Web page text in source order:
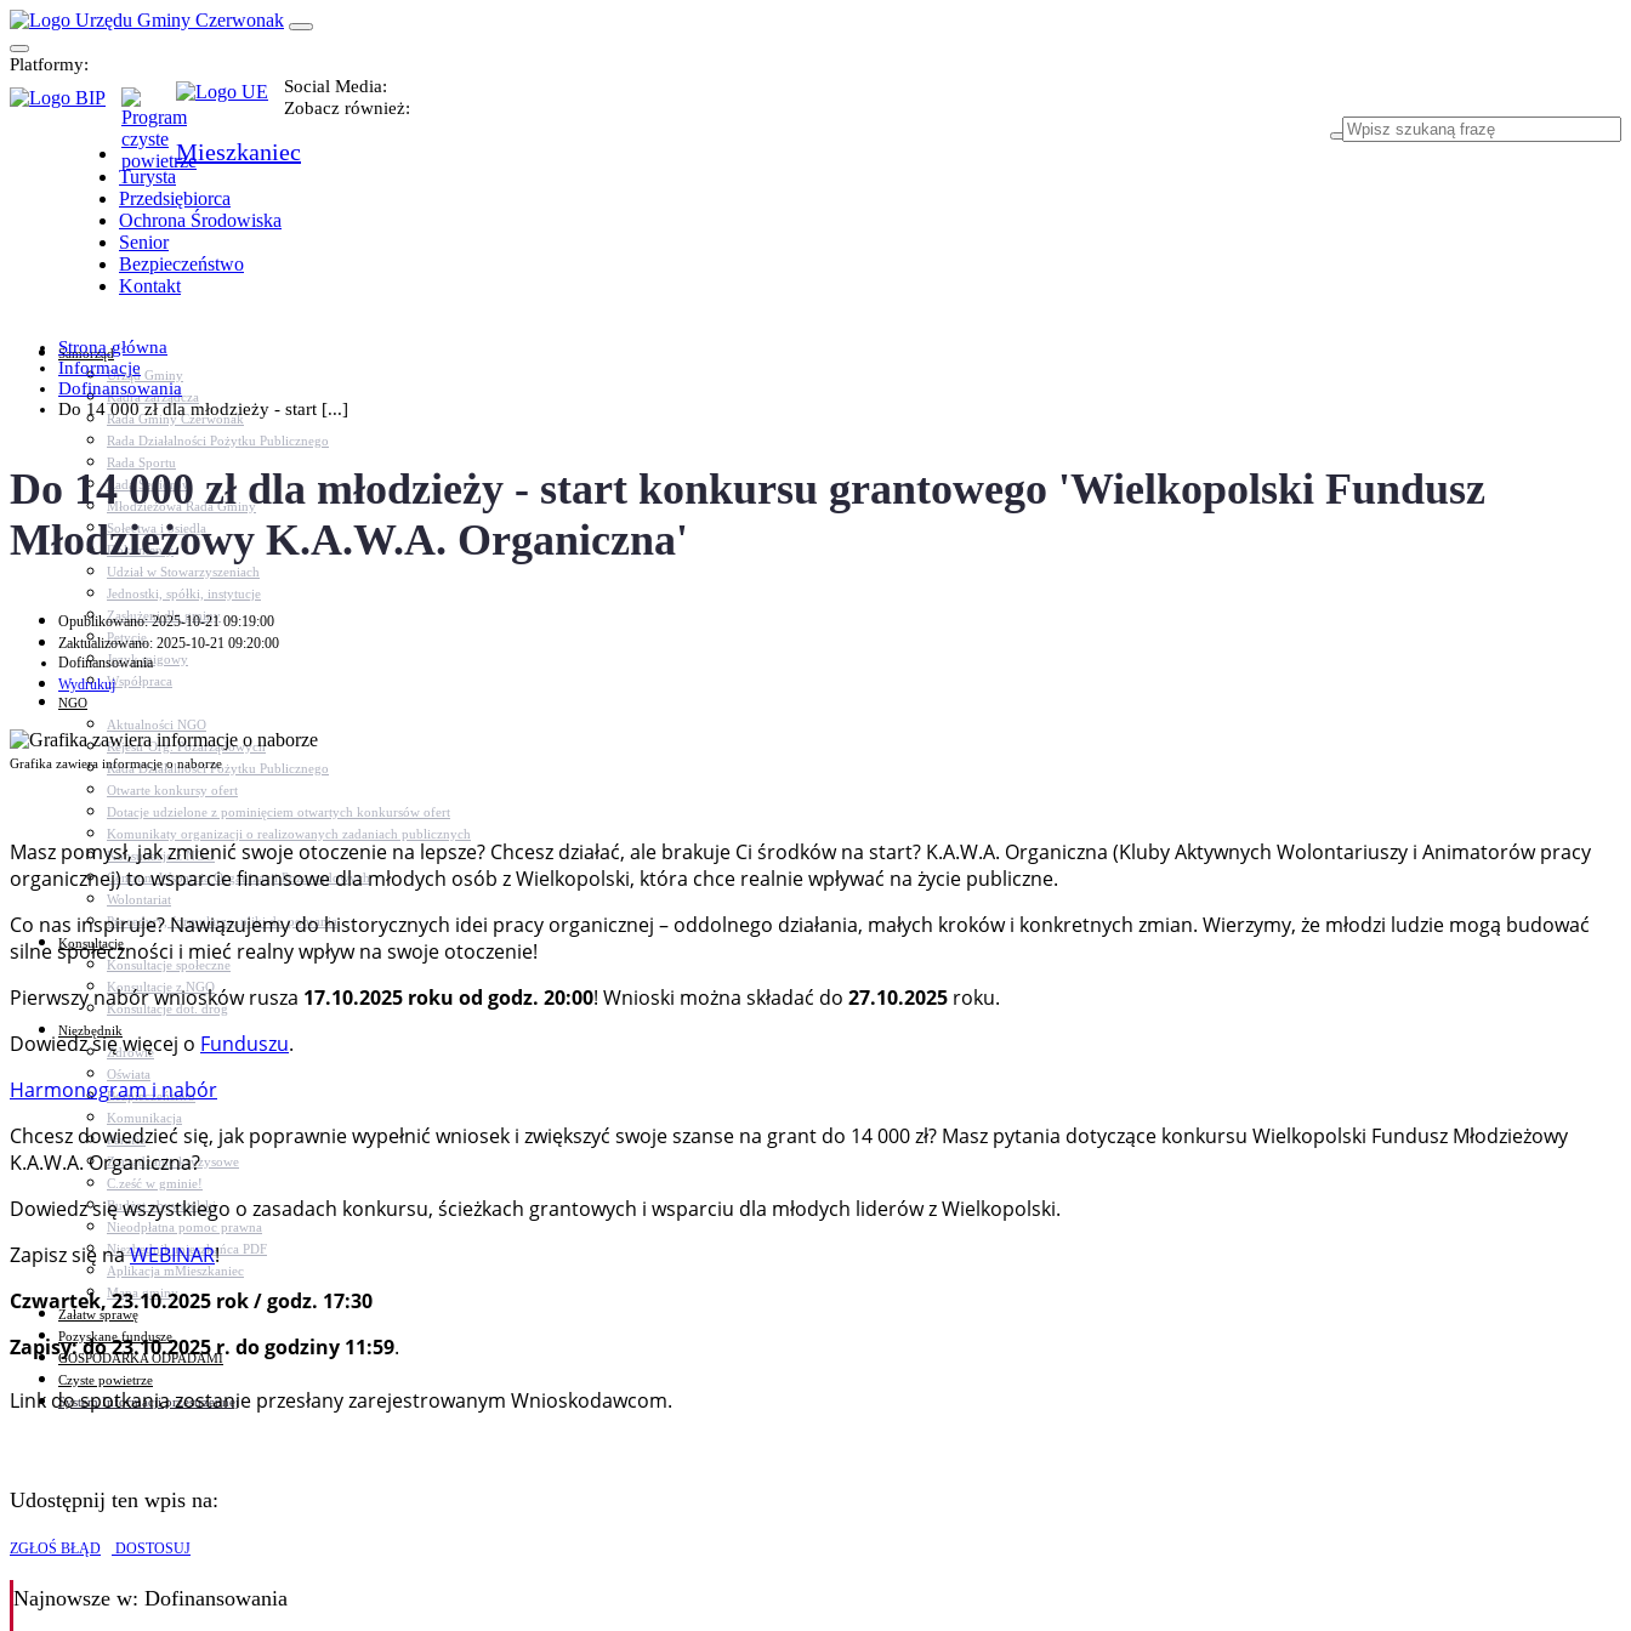
Platformy:
Social Media:
Zobacz również:
Mieszkaniec
Turysta
Przedsiębiorca
Ochrona Środowiska
Senior
Bezpieczeństwo
Kontakt
Samorząd
Urząd Gminy
Kadra zarządcza
Rada Gminy Czerwonak
Rada Działalności Pożytku Publicznego
Rada Sportu
Rada Seniorów
Młodzieżowa Rada Gminy
Sołectwa i osiedla
Dokumenty
Udział w Stowarzyszeniach
Jednostki, spółki, instytucje
Zasłużeni dla gminy
Petycje
Język migowy
Współpraca
NGO
Aktualności NGO
Rejestr Org. Pozarządowych
Rada Działalności Pożytku Publicznego
Otwarte konkursy ofert
Dotacje udzielone z pominięciem otwartych konkursów ofert
Komunikaty organizacji o realizowanych zadaniach publicznych
Konsultacje z NGO
Centrum Wsparcia Organizacji Pozarządowych
Wolontariat
Procedury, formularze, pliki do pobrania
Konsultacje
Konsultacje społeczne
Konsultacje z NGO
Konsultacje dot. dróg
Niezbędnik
Zdrowie
Oświata
Bezpieczeństwo
Komunikacja
Parafie
Zarządzanie kryzysowe
C.ześć w gminie!
Budżet obywatelski
Nieodpłatna pomoc prawna
Niezbędnik mieszkańca PDF
Aplikacja mMieszkaniec
Mapa gminy
Załatw sprawę
Pozyskane fundusze
GOSPODARKA ODPADAMI
Czyste powietrze
System Informacji przestrzennej
Strona główna
Informacje
Dofinansowania
Do 14 000 zł dla młodzieży - start [...]
Do 14 000 zł dla młodzieży - start konkursu grantowego 'Wielkopolski Fundusz
Młodzieżowy K.A.W.A. Organiczna'
Opublikowano: 2025-10-21 09:19:00
Zaktualizowano: 2025-10-21 09:20:00
Dofinansowania
Wydrukuj
Grafika zawiera informacje o naborze
Masz pomysł, jak zmienić swoje otoczenie na lepsze? Chcesz działać, ale brakuje Ci środków na start? K.A.W.A. Organiczna (Kluby Aktywnych Wolontariuszy i Animatorów pracy
organicznej) to wsparcie finansowe dla młodych osób z Wielkopolski, która chce realnie wpływać na życie publiczne.
Co nas inspiruje? Nawiązujemy do historycznych idei pracy organicznej – oddolnego działania, małych kroków i konkretnych zmian. Wierzymy, że młodzi ludzie mogą budować
silne społeczności i mieć realny wpływ na swoje otoczenie!
Pierwszy nabór wniosków rusza 17.10.2025 roku od godz. 20:00! Wnioski można składać do 27.10.2025 roku.
Dowiedz się więcej o Funduszu.
Harmonogram i nabór
Chcesz dowiedzieć się, jak poprawnie wypełnić wniosek i zwiększyć swoje szanse na grant do 14 000 zł? Masz pytania dotyczące konkursu Wielkopolski Fundusz Młodzieżowy
K.A.W.A. Organiczna?
Dowiedz się wszystkiego o zasadach konkursu, ścieżkach grantowych i wsparciu dla młodych liderów z Wielkopolski.
Zapisz się naWEBINAR!
Czwartek, 23.10.2025 rok / godz. 17:30
Zapisy: do 23.10.2025 r. do godziny 11:59.
Link do spotkania zostanie przesłany zarejestrowanym Wnioskodawcom.
Udostępnij ten wpis na:
ZGŁOŚ BŁĄD DOSTOSUJ
Najnowsze w: Dofinansowania